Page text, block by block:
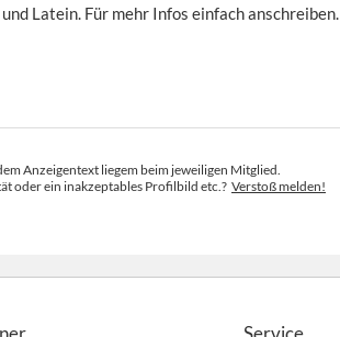
Latein. Für mehr Infos einfach anschreiben.
Anzeigentext liegem beim jeweiligen Mitglied.
oder ein inakzeptables Profilbild etc.? Verstoß melden!